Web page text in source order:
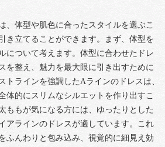
、体型や肌色に合ったスタイルを選ぶこ
き立てることができます。まず、体型を
について考えます。体型に合わせたドレ
を整え、魅力を最大限に引き出すために
トラインを強調したAラインのドレスは、
体的にスリムなシルエットを作り出すこ
ももが気になる方には、ゆったりとした
アラインのドレスが適しています。これ
ふんわりと包み込み、視覚的に細見え効